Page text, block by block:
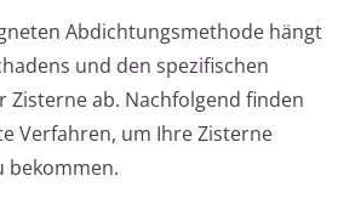
Abdichtungsmethode hängt
und den spezifischen
Zisterne ab. Nachfolgend finden
Verfahren, um Ihre Zisterne
bekommen.